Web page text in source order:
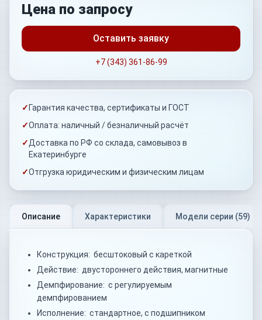
Цена по запросу
Оставить заявку
+7 (343) 361-86-99
✓ Гарантия качества, сертификаты и ГОСТ
✓Оплата: наличный / безналичный расчёт
✓Доставка по РФ со склада, самовывоз в
Екатеринбурге
✓Отгрузка юридическим и физическим лицам
Описание Характеристики Модели серии (59)
Конструкция: бесштоковый с кареткой
Действие: двустороннего действия, магнитные
Демпфирование: с регулируемым
демпфированием
Исполнение: стандартное, с подшипником